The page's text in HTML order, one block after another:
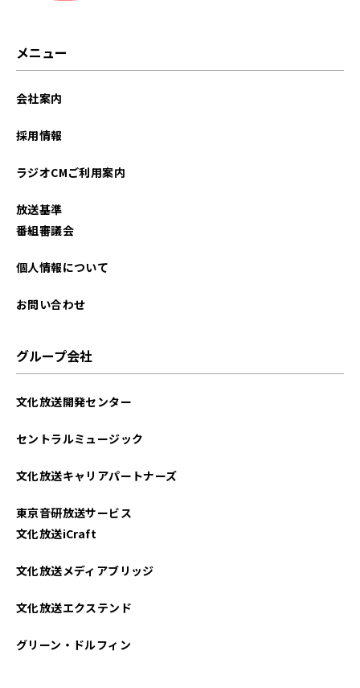
メニュー
会社案内
採用情報
ラジオCMご利用案内
放送基準
番組審議会
個人情報について
お問い合わせ
グループ会社
文化放送開発センター
セントラルミュージック
文化放送キャリアパートナーズ
東京音研放送サービス
文化放送iCraft
文化放送メディアブリッジ
文化放送エクステンド
グリーン・ドルフィン